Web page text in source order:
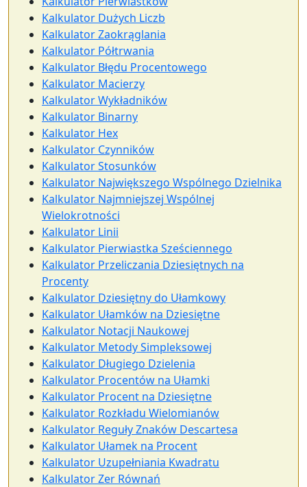
Kalkulator Dużych Liczb
Kalkulator Zaokrąglania
Kalkulator Półtrwania
Kalkulator Błędu Procentowego
Kalkulator Macierzy
Kalkulator Wykładników
Kalkulator Binarny
Kalkulator Hex
Kalkulator Czynników
Kalkulator Stosunków
Kalkulator Największego Wspólnego Dzielnika
Kalkulator Najmniejszej Wspólnej
Wielokrotności
Kalkulator Linii
Kalkulator Pierwiastka Sześciennego
Kalkulator Przeliczania Dziesiętnych na
Procenty
Kalkulator Dziesiętny do Ułamkowy
Kalkulator Ułamków na Dziesiętne
Kalkulator Notacji Naukowej
Kalkulator Metody Simpleksowej
Kalkulator Długiego Dzielenia
Kalkulator Procentów na Ułamki
Kalkulator Procent na Dziesiętne
Kalkulator Rozkładu Wielomianów
Kalkulator Reguły Znaków Descartesa
Kalkulator Ułamek na Procent
Kalkulator Uzupełniania Kwadratu
Kalkulator Zer Równań